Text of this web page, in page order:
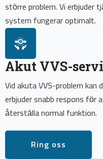
större problem. Vi erbjuder
system fungerar optimalt.
Akut VVS-
Vid akuta VVS-problem kan
erbjuder snabb respons för
återställa normal funktion.
Ring oss